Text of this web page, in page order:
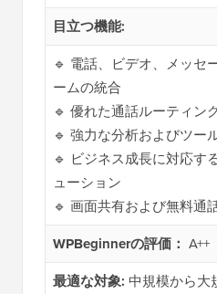
目立つ機能:
🔹 電話、ビデオ、メッセ
ームの統合
🔹 優れた通話ルーティン
🔹 強力な分析およびツー
🔹 ビジネス成長に対応す
ューション
🔹 画面共有および無料通
WPBeginnerの評価： A++
最適な対象: 中規模から大